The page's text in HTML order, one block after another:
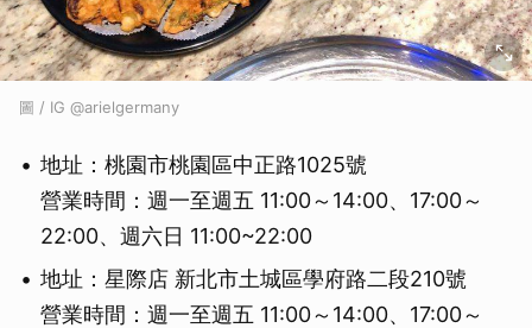
圖 / IG @arielgermany
地址：桃園市桃園區中正路1025號
營業時間：週一至週五 11:00～14:00、17:00～
22:00、週六日 11:00~22:00
地址：星際店 新北市土城區學府路二段210號
營業時間：週一至週五 11:00～14:00、17:00～